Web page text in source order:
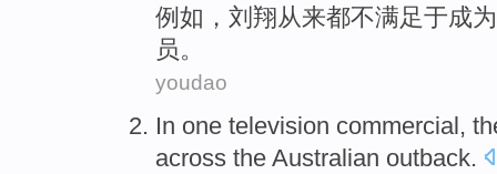
例 如，刘翔从来都不满足于成
员。
youdao
In one television commercial,
across the Australian outback.